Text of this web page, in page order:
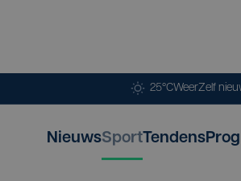
25°CWeerZelf
NieuwsSportTendens